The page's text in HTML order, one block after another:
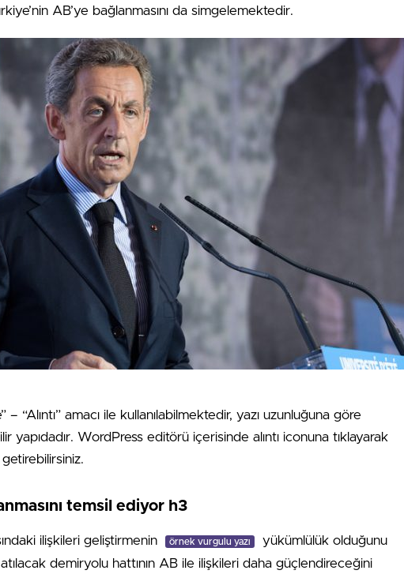
AB’ye bağlanmasını da simgelemektedir.
– “Alıntı” amacı ile kullanılabilmektedir, yazı uzunluğuna göre
yapıdadır. WordPress editörü içerisinde alıntı iconuna tıklayarak
temsil ediyor h3
ilişkileri geliştirmenin örnek vurgulu yazı
yükümlülük olduğunu
demiryolu hattının AB ile ilişkileri daha güçlendireceğini